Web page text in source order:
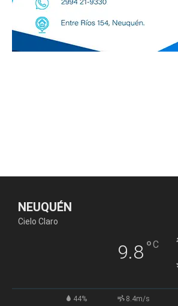
NEUQUÉN
Cielo Claro
9.8°C
44% 8.4m/s